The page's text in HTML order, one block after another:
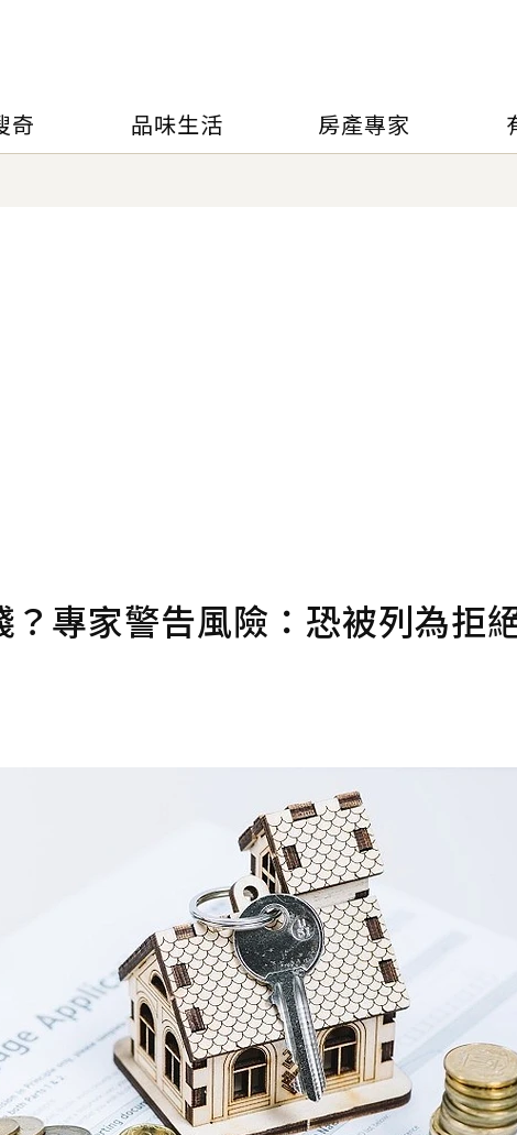
奇 品味生活 房產專家
專家警告風險：恐被列為拒